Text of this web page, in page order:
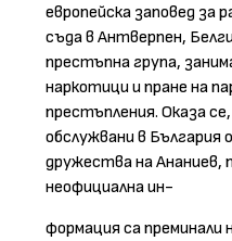
европейска заповед за
съда в Антверпен,
престъпна група,
наркотици и пране на
престъпления. Оказа
обслужвани в
дружества на Ананиев,
неофициална ин-
формация са преминали